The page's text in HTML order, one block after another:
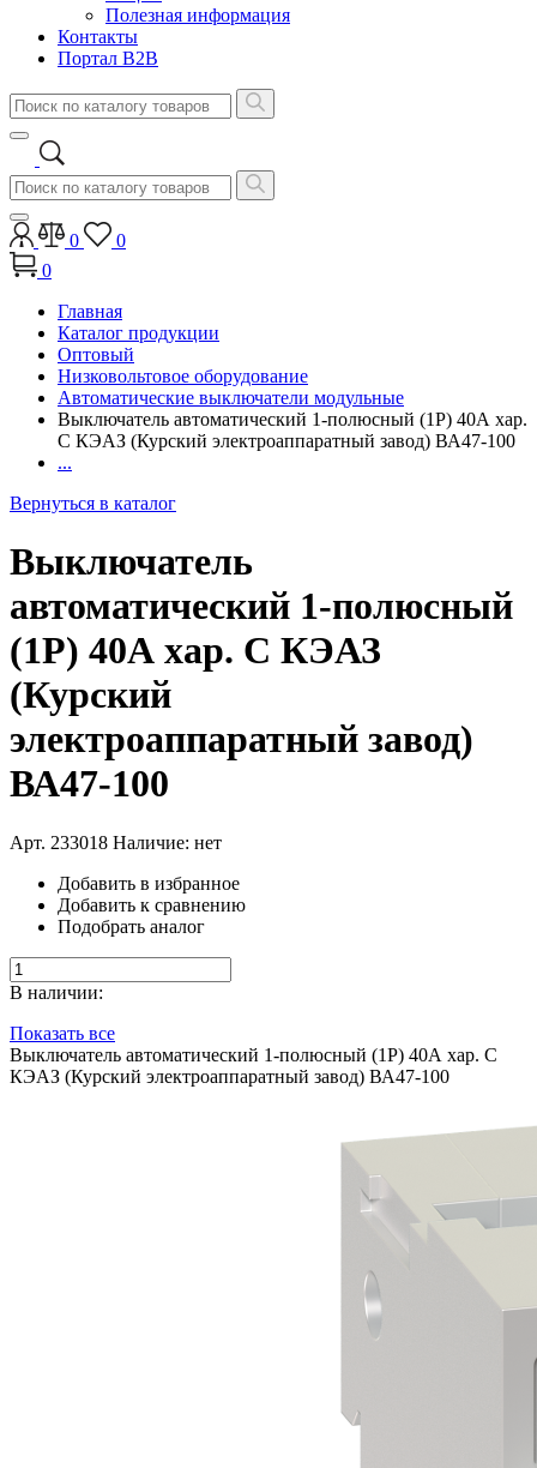
Полезная информация
Контакты
Портал B2B
0
0
0
Главная
Каталог продукции
Оптовый
Низковольтовое оборудование
Автоматические выключатели модульные
Выключатель автоматический 1-полюсный (1P) 40А хар.
C КЭАЗ (Курский электроаппаратный завод) ВА47-100
...
Вернуться в каталог
Выключатель
автоматический 1-полюсный
(1P) 40А хар. C КЭАЗ
(Курский
электроаппаратный завод)
ВА47-100
Арт. 233018 Наличие: нет
Добавить в избранное
Добавить к сравнению
Подобрать аналог
В наличии:
Показать все
Выключатель автоматический 1-полюсный (1P) 40А хар. C
КЭАЗ (Курский электроаппаратный завод) ВА47-100